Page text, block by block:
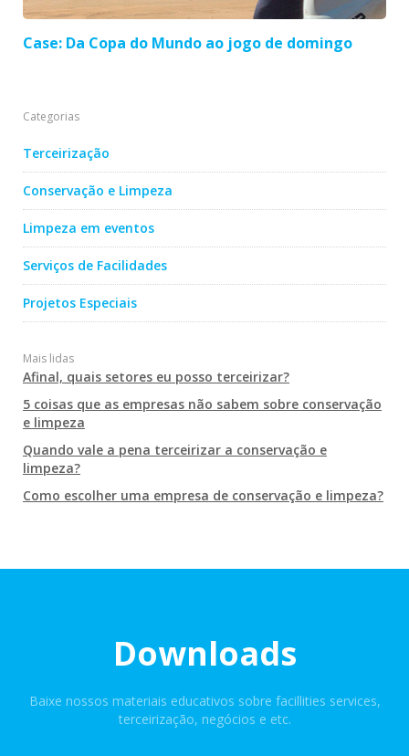
Case: Da Copa do Mundo ao jogo de domingo
Categorias
Terceirização
Conservação e Limpeza
Limpeza em eventos
Serviços de Facilidades
Projetos Especiais
Mais lidas
Afinal, quais setores eu posso terceirizar?
5 coisas que as empresas não sabem sobre conservação
e limpeza
Quando vale a pena terceirizar a conservação e
limpeza?
Como escolher uma empresa de conservação e limpeza?
Downloads
Baixe nossos materiais educativos sobre facillities services,
terceirização, negócios e etc.